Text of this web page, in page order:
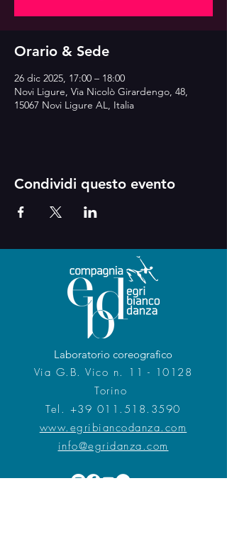
Orario & Sede
26 dic 2025, 17:00 – 18:00
Novi Ligure, Via Nicolò Girardengo, 48,
15067 Novi Ligure AL, Italia
Condividi questo evento
Laboratorio coreografico
Via G.B. Vico n. 11 - 10128
Torino
Tel. +39 011.518.3590
www.egribiancodanza.com
info@egridanza.com